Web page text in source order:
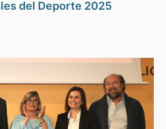
del Deporte 2025